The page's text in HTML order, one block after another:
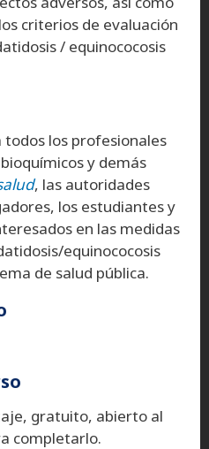
criterios de evaluación
/ equinococosis
todos los profesionales
y demás
, las autoridades
los estudiantes y
en las medidas
equinococosis
de salud pública.
gratuito, abierto al
completarlo.